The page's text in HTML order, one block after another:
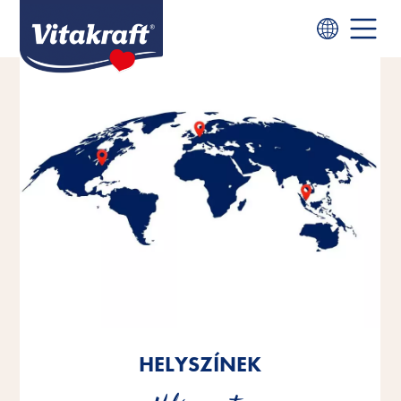
HELYSZÍNEK
HELYSZÍNEK
HELYSZÍNEK